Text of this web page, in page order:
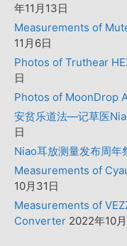
年11月13日
Measurements of
11月6日
Photos of Truthear
日
Photos of MoonDrop
安贫乐道法—记草医
日
Niao耳放测量发布周年
Measurements of
10月31日
Measurements of
Converter 2022年10